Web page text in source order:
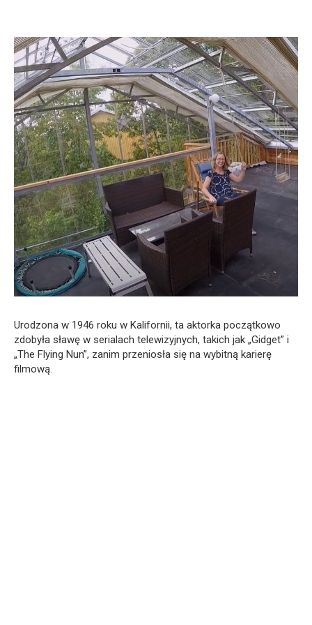
Urodzona w 1946 roku w Kalifornii, ta aktorka początkowo
zdobyła sławę w serialach telewizyjnych, takich jak „Gidget” i
„The Flying Nun”, zanim przeniosła się na wybitną karierę
filmową.